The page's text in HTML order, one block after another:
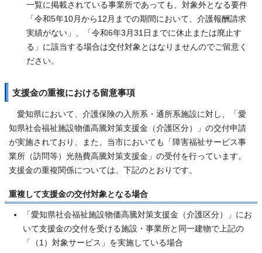
一覧に掲載されている事業所であっても、対象外となる要件
「令和5年10月から12月までの期間において、介護報酬請求
実績がない」、「令和6年3月31日までに休止または廃止す
る」に該当する場合は交付対象とはなりませんのでご留意く
ださい。
支援金の重複における留意事項
愛知県において、介護保険の入所系・通所系施設に対し、「愛
知県社会福祉施設物価高騰対策支援金（介護区分）」の交付申請
が実施されており、また、当市においても「障害福祉サービス事
業所（訪問等）光熱費高騰対策支援金」の受付を行っています。
支援金の重複関係については、下記のとおりです。
重複して支援金の交付対象となる場合
「愛知県社会福祉施設物価高騰対策支援金（介護区分）」にお
いて支援金の交付を受ける施設・事業所と同一建物で上記の
「（1）対象サービス」を実施している場合